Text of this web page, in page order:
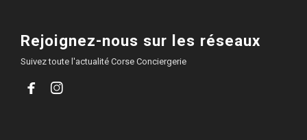
Rejoignez-nous sur les réseaux
Suivez toute l'actualité Corse Conciergerie
 